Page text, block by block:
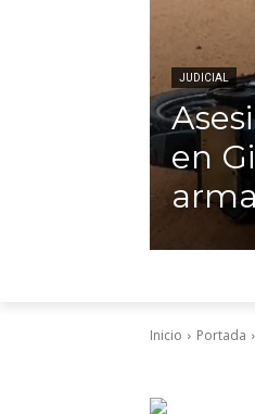
JUDICIAL
en
Inicio Portada